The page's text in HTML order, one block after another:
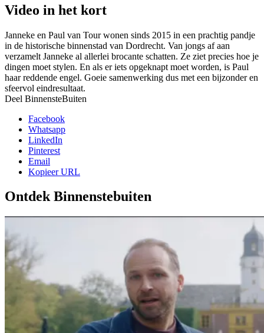
Video in het kort
Janneke en Paul van Tour wonen sinds 2015 in een prachtig pandje
in de historische binnenstad van Dordrecht. Van jongs af aan
verzamelt Janneke al allerlei brocante schatten. Ze ziet precies hoe je
dingen moet stylen. En als er iets opgeknapt moet worden, is Paul
haar reddende engel. Goeie samenwerking dus met een bijzonder en
sfeervol eindresultaat.
Deel BinnensteBuiten
Facebook
Whatsapp
LinkedIn
Pinterest
Email
Kopieer URL
Ontdek Binnenstebuiten